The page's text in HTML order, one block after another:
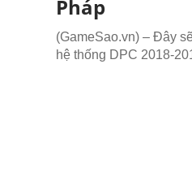
Pháp
(GameSao.vn) – Đây
hệ thống DPC 2018-